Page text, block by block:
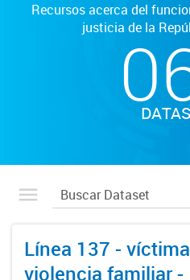
Recursos acerca del
justicia de la
Línea 137 -
violencia familiar -